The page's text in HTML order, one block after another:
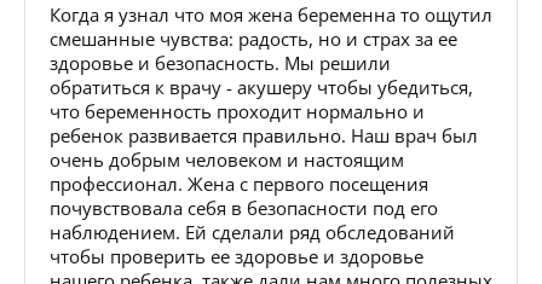
Когда я узнал что моя жена беременна то ощутил
смешанные чувства: радость, но и страх за ее
здоровье и безопасность. Мы решили
обратиться к врачу - акушеру чтобы убедиться,
что беременность проходит нормально и
ребенок развивается правильно. Наш врач был
очень добрым человеком и настоящим
профессионал. Жена с первого посещения
почувствовала себя в безопасности под его
наблюдением. Ей сделали ряд обследований
чтобы проверить ее здоровье и здоровье